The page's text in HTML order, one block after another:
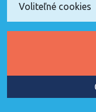
Voliteľné cookies